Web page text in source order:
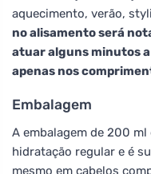
aquecimento, verão,
no alisamento será
atuar alguns minutos
apenas nos
Embalagem
A embalagem de 200
hidratação regular e é
mesmo em cabelos